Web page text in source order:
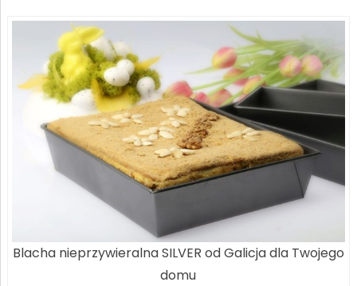
Blacha nieprzywieralna SILVER od Galicja dla Twojego
domu